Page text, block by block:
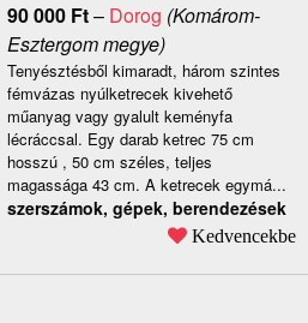
90 000 Ft– Dorog (Komárom-
Esztergom megye)
Tenyésztésből kimaradt, három szintes
fémvázas nyúlketrecek kivehető
műanyag vagy gyalult keményfa
lécráccsal. Egy darab ketrec 75 cm
hosszú , 50 cm széles, teljes
magassága 43 cm. A ketrecek egymá...
szerszámok, gépek, berendezések
Kedvencekbe